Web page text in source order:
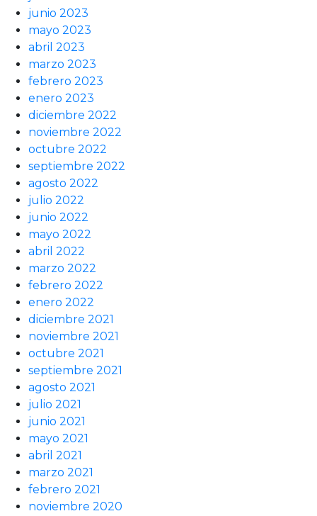
junio 2023
mayo 2023
abril 2023
marzo 2023
febrero 2023
enero 2023
diciembre 2022
noviembre 2022
octubre 2022
septiembre 2022
agosto 2022
julio 2022
junio 2022
mayo 2022
abril 2022
marzo 2022
febrero 2022
enero 2022
diciembre 2021
noviembre 2021
octubre 2021
septiembre 2021
agosto 2021
julio 2021
junio 2021
mayo 2021
abril 2021
marzo 2021
febrero 2021
noviembre 2020